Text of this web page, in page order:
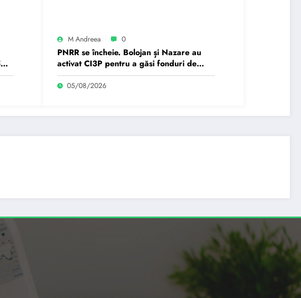
M Andreea 0
PNRR se încheie. Bolojan și Nazare au
activat CI3P pentru a găsi fonduri de
investiții. ”Grecia,…
05/08/2026